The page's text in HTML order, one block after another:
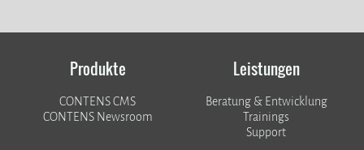
Produkte
CONTENS CMS
CONTENS Newsroom
Leistungen
Beratung & Entwicklung
Trainings
Support